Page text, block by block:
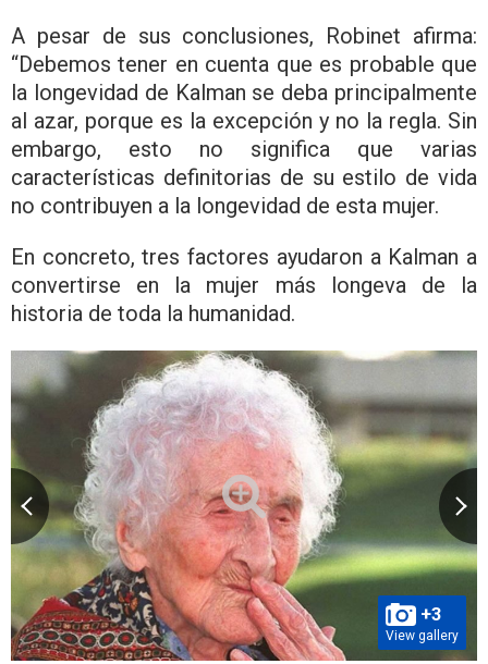
A pesar de sus conclusiones, Robinet afirma:
“Debemos tener en cuenta que es probable que
la longevidad de Kalman se deba principalmente
al azar, porque es la excepción y no la regla. Sin
embargo, esto no significa que varias
características definitorias de su estilo de vida
no contribuyen a la longevidad de esta mujer.
En concreto, tres factores ayudaron a Kalman a
convertirse en la mujer más longeva de la
historia de toda la humanidad.
+3
View gallery